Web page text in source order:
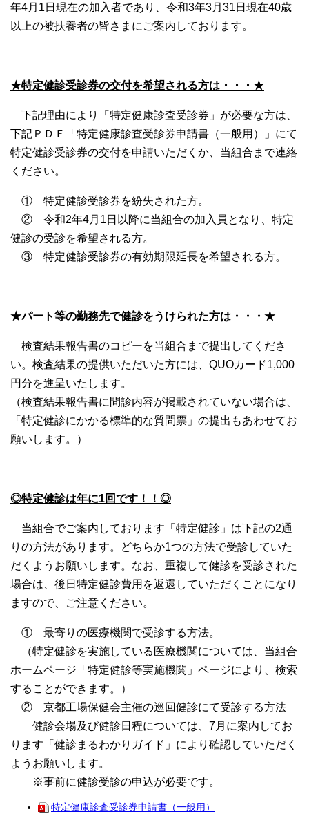
年4月1日現在の加入者であり、令和3年3月31日現在40歳
以上の被扶養者の皆さまにご案内しております。
★特定健診受診券の交付を希望される方は・・・★
下記理由により「特定健康診査受診券」が必要な方は、
下記ＰＤＦ「特定健康診査受診券申請書（一般用）」にて
特定健診受診券の交付を申請いただくか、当組合まで連絡
ください。
① 特定健診受診券を紛失された方。
② 令和2年4月1日以降に当組合の加入員となり、特定
健診の受診を希望される方。
③ 特定健診受診券の有効期限延長を希望される方。
★パート等の勤務先で健診をうけられた方は・・・★
検査結果報告書のコピーを当組合まで提出してくださ
い。検査結果の提供いただいた方には、QUOカード1,000
円分を進呈いたします。
（検査結果報告書に問診内容が掲載されていない場合は、
「特定健診にかかる標準的な質問票」の提出もあわせてお
願いします。）
◎特定健診は年に1回です！！◎
当組合でご案内しております「特定健診」は下記の2通
りの方法があります。どちらか1つの方法で受診していた
だくようお願いします。なお、重複して健診を受診された
場合は、後日特定健診費用を返還していただくことになり
ますので、ご注意ください。
① 最寄りの医療機関で受診する方法。
（特定健診を実施している医療機関については、当組合
ホームページ「特定健診等実施機関」ページにより、検索
することができます。）
② 京都工場保健会主催の巡回健診にて受診する方法
健診会場及び健診日程については、7月に案内してお
ります「健診まるわかりガイド」により確認していただく
ようお願いします。
※事前に健診受診の申込が必要です。
特定健康診査受診券申請書（一般用）